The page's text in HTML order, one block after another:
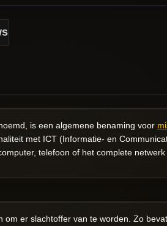
is een algemene benaming voor
met ICT (Informatie- en
telefoon of het complete netwerk
er slachtoffer van te worden. Zo